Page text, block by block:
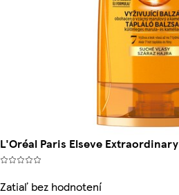
L'Oréal Paris Elseve
Zatiaľ bez hodnotení